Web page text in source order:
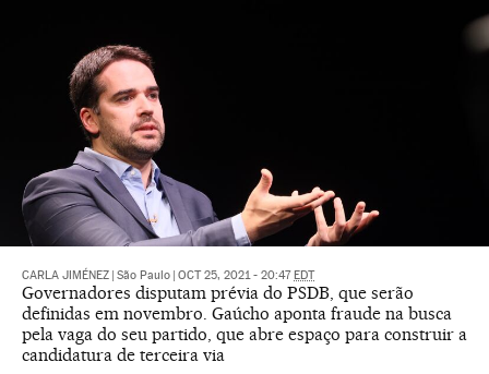
CARLA JIMÉNEZ São Paulo OCT 25, 2021 - 20:47 EDT
Governadores disputam prévia do PSDB, que serão
definidas em novembro. Gaúcho aponta fraude na busca
pela vaga do seu partido, que abre espaço para construir a
candidatura de terceira via